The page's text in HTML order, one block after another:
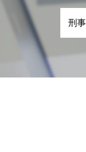
離
離
刑